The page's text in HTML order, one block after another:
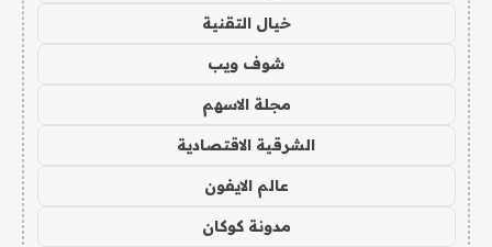
خيال التقنية
شوف ويب
مجلة الاسهم
الشرقية الاقتصادية
عالم الايفون
مدونة كوكان